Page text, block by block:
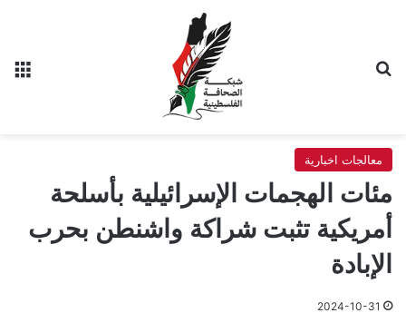
معالجات اخبارية
مئات الهجمات الإسرائيلية بأسلحة
أمريكية تثبت شراكة واشنطن بحرب
الإبادة
2024-10-31